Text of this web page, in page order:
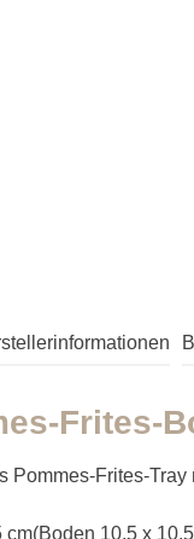
Frites-
Pommes-Frites-
cm(Boden 10,5 x